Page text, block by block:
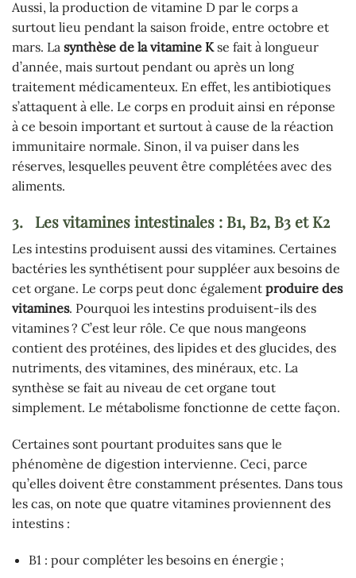
Aussi, la production de vitamine D par le corps a
surtout lieu pendant la saison froide, entre octobre et
mars. La synthèse de la vitamine K se fait à longueur
d’année, mais surtout pendant ou après un long
traitement médicamenteux. En effet, les antibiotiques
s’attaquent à elle. Le corps en produit ainsi en réponse
à ce besoin important et surtout à cause de la réaction
immunitaire normale. Sinon, il va puiser dans les
réserves, lesquelles peuvent être complétées avec des
aliments.
3. Les vitamines intestinales : B1, B2, B3 et K2
Les intestins produisent aussi des vitamines. Certaines
bactéries les synthétisent pour suppléer aux besoins de
cet organe. Le corps peut donc également produire des
vitamines. Pourquoi les intestins produisent-ils des
vitamines ? C’est leur rôle. Ce que nous mangeons
contient des protéines, des lipides et des glucides, des
nutriments, des vitamines, des minéraux, etc. La
synthèse se fait au niveau de cet organe tout
simplement. Le métabolisme fonctionne de cette façon.
Certaines sont pourtant produites sans que le
phénomène de digestion intervienne. Ceci, parce
qu’elles doivent être constamment présentes. Dans tous
les cas, on note que quatre vitamines proviennent des
intestins :
B1 : pour compléter les besoins en énergie ;